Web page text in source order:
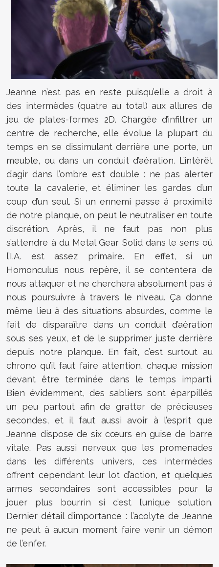
Jeanne n’est pas en reste puisqu’elle a droit à
des intermèdes (quatre au total) aux allures de
jeu de plates-formes 2D. Chargée d’infiltrer un
centre de recherche, elle évolue la plupart du
temps en se dissimulant derrière une porte, un
meuble, ou dans un conduit d’aération. L’intérêt
d’agir dans l’ombre est double : ne pas alerter
toute la cavalerie, et éliminer les gardes d’un
coup d’un seul. Si un ennemi passe à proximité
de notre planque, on peut le neutraliser en toute
discrétion. Après, il ne faut pas non plus
s’attendre à du Metal Gear Solid dans le sens où
l’I.A. est assez primaire. En effet, si un
Homonculus nous repère, il se contentera de
nous attaquer et ne cherchera absolument pas à
nous poursuivre à travers le niveau. Ça donne
même lieu à des situations absurdes, comme le
fait de disparaître dans un conduit d’aération
sous ses yeux, et de le supprimer juste derrière
depuis notre planque. En fait, c’est surtout au
chrono qu’il faut faire attention, chaque mission
devant être terminée dans le temps imparti.
Bien évidemment, des sabliers sont éparpillés
un peu partout afin de gratter de précieuses
secondes, et il faut aussi avoir à l’esprit que
Jeanne dispose de six cœurs en guise de barre
vitale. Pas aussi nerveux que les promenades
dans les différents univers, ces intermèdes
offrent cependant leur lot d’action, et quelques
armes secondaires sont accessibles pour la
jouer plus bourrin si c’est l’unique solution.
Dernier détail d’importance : l’acolyte de Jeanne
ne peut à aucun moment faire venir un démon
de l’enfer.